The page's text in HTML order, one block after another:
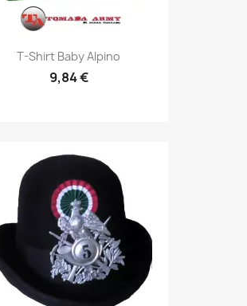
Anteprima
T-Shirt Baby Alpino
9,84 €